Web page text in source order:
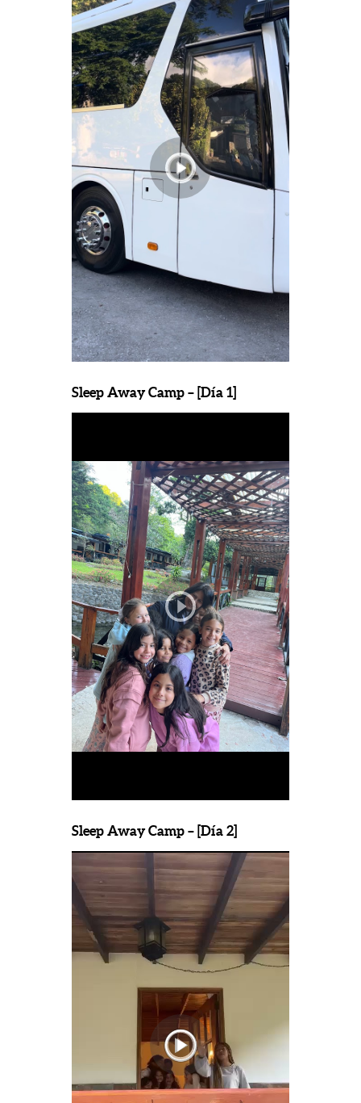
Sleep Away Camp – [Día 1]
Sleep Away Camp – [Día 2]